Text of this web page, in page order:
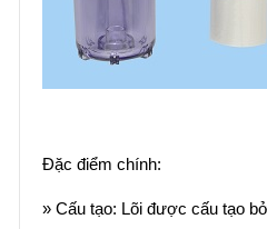
Đặc điểm chính:
» Cấu tạo: Lõi được cấu tạo